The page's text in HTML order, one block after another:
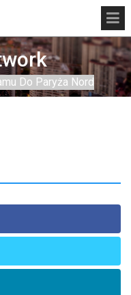
Do Paryża Nord